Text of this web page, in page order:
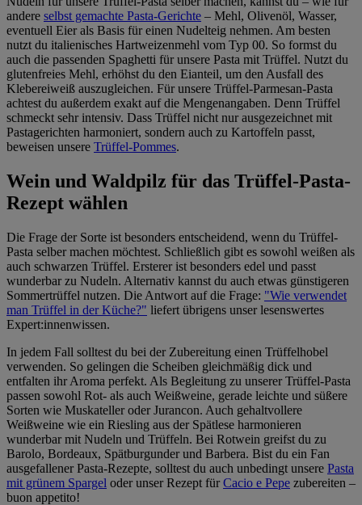
andere selbst gemachte Pasta-Gerichte – Mehl, Olivenöl, Wasser,
eventuell Eier als Basis für einen Nudelteig nehmen. Am besten
nutzt du italienisches Hartweizenmehl vom Typ 00. So formst du
auch die passenden Spaghetti für unsere Pasta mit Trüffel. Nutzt du
glutenfreies Mehl, erhöhst du den Eianteil, um den Ausfall des
Klebereiweiß auszugleichen. Für unsere Trüffel-Parmesan-Pasta
achtest du außerdem exakt auf die Mengenangaben. Denn Trüffel
schmeckt sehr intensiv. Dass Trüffel nicht nur ausgezeichnet mit
Pastagerichten harmoniert, sondern auch zu Kartoffeln passt,
beweisen unsere Trüffel-Pommes.
Wein und Waldpilz für das Trüffel-Pasta-
Rezept wählen
Die Frage der Sorte ist besonders entscheidend, wenn du Trüffel-
Pasta selber machen möchtest. Schließlich gibt es sowohl weißen als
auch schwarzen Trüffel. Ersterer ist besonders edel und passt
wunderbar zu Nudeln. Alternativ kannst du auch etwas günstigeren
Sommertrüffel nutzen. Die Antwort auf die Frage: "Wie verwendet
man Trüffel in der Küche?" liefert übrigens unser lesenswertes
Expert:innenwissen.
In jedem Fall solltest du bei der Zubereitung einen Trüffelhobel
verwenden. So gelingen die Scheiben gleichmäßig dick und
entfalten ihr Aroma perfekt. Als Begleitung zu unserer Trüffel-Pasta
passen sowohl Rot- als auch Weißweine, gerade leichte und süßere
Sorten wie Muskateller oder Jurancon. Auch gehaltvollere
Weißweine wie ein Riesling aus der Spätlese harmonieren
wunderbar mit Nudeln und Trüffeln. Bei Rotwein greifst du zu
Barolo, Bordeaux, Spätburgunder und Barbera. Bist du ein Fan
ausgefallener Pasta-Rezepte, solltest du auch unbedingt unsere Pasta
mit grünem Spargel oder unser Rezept fürCacio e Pepe zubereiten –
buon appetito!